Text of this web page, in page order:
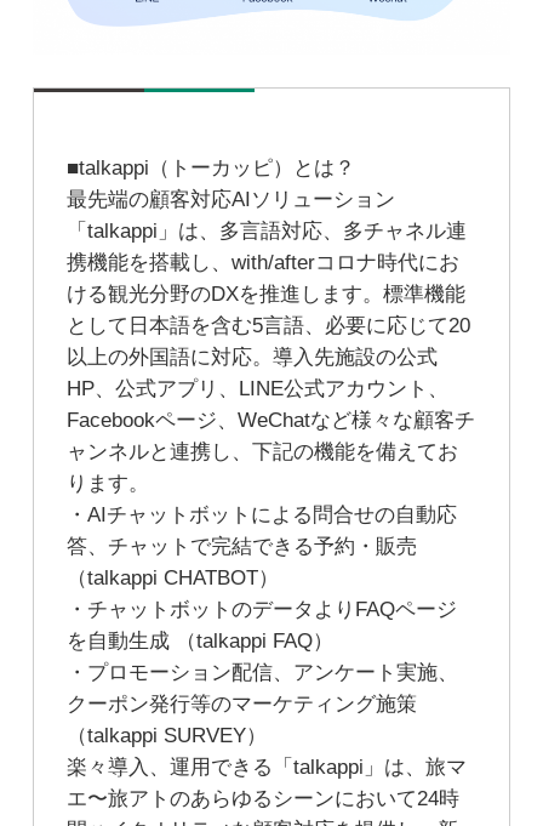
■talkappi（トーカッピ）とは？
最先端の顧客対応AIソリューション
「talkappi」は、多言語対応、多チャネル連
携機能を搭載し、with/afterコロナ時代にお
ける観光分野のDXを推進します。標準機能
として日本語を含む5言語、必要に応じて20
以上の外国語に対応。導入先施設の公式
HP、公式アプリ、LINE公式アカウント、
Facebookページ、WeChatなど様々な顧客チ
ャンネルと連携し、下記の機能を備えてお
ります。
・AIチャットボットによる問合せの自動応
答、チャットで完結できる予約・販売
（talkappi CHATBOT）
・チャットボットのデータよりFAQページ
を自動生成 （talkappi FAQ）
・プロモーション配信、アンケート実施、
クーポン発行等のマーケティング施策
（talkappi SURVEY）
楽々導入、運用できる「talkappi」は、旅マ
エ〜旅アトのあらゆるシーンにおいて24時